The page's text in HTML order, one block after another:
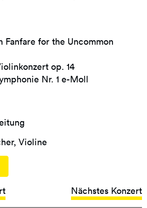
Fanfare for the Uncommon
op. 14
Nr. 1 e-Moll
Violine
Nächstes Konzert